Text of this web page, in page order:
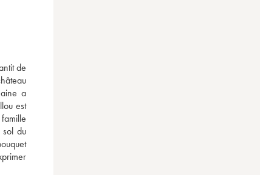
de
a
est
du